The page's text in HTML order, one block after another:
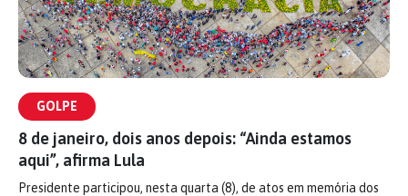
GOLPE
8 de janeiro, dois anos depois: “Ainda estamos
aqui”, afirma Lula
Presidente participou, nesta quarta (8), de atos em memória dos